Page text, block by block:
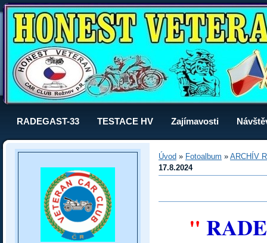
RADEGAST-33 TESTACE HV Zajímavosti
Úvod » Fotoalbum » ARCHÍV
17.8.2024
"